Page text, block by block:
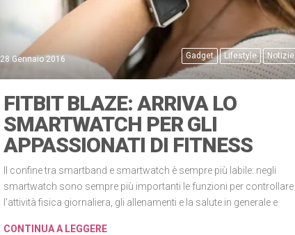
Gadget Lifestyle Notizie
28 Gennaio 2016
FITBIT BLAZE: ARRIVA LO
SMARTWATCH PER GLI
APPASSIONATI DI FITNESS
Il confine tra smartband e smartwatch è sempre più labile: negli
smartwatch sono sempre più importanti le funzioni per controllare
l’attività fisica giornaliera, gli allenamenti e la salute in generale e
CONTINUA A LEGGERE